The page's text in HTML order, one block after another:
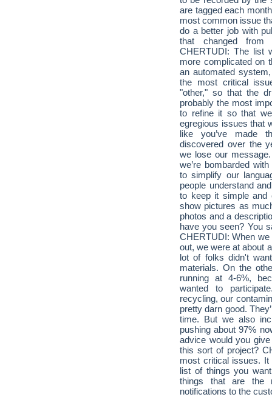
are tagged each
most common issue
do a better job with
that changed
CHERTUDI: The list
more complicated on
an automated
the most critical
"other," so that the
probably the most
to refine it so that
egregious issues that
like you’ve made
discovered over the
we lose our
we’re bombarded
to simplify our
people understand
to keep it simple and
show pictures as
photos and a
have you seen? You
CHERTUDI: When
out, we were at about
lot of folks didn't
materials. On the
running at 4-6%,
wanted to
recycling, our
pretty darn good.
time. But we also
pushing about 97%
advice would you
this sort of project?
most critical issues.
list of things you
things that are the
notifications to the